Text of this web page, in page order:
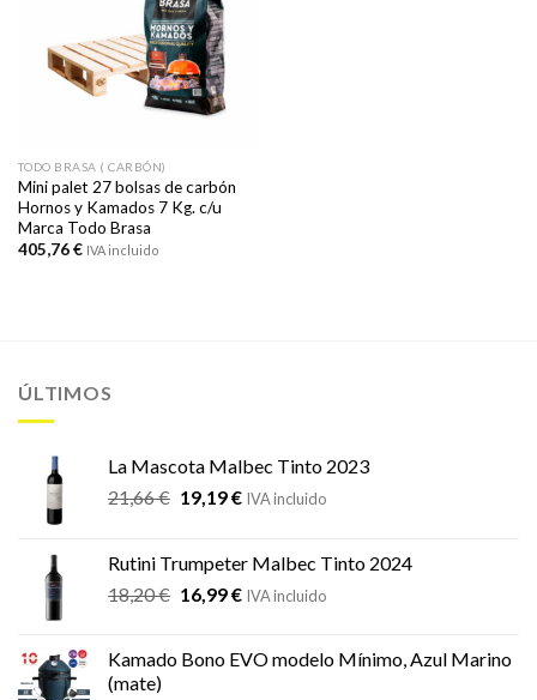
TODO BRASA ( CARBÓN)
Mini palet 27 bolsas de carbón
Hornos y Kamados 7 Kg. c/u
Marca Todo Brasa
405,76€ IVA incluido
ÚLTIMOS
La Mascota Malbec Tinto 2023
21,66€ El
era:
21,66 €.
19,19€El
es:
19,19 €.
IVA incluido
Rutini Trumpeter Malbec Tinto 2024
18,20€ El
era:
16,99€El
es:
IVA incluido
Kamado Bono EVO modelo Mínimo, Azul Marino
(mate)